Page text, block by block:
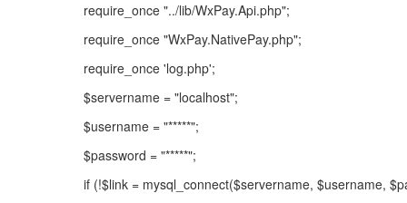
require_once "../lib/WxPay.Api.php";
require_once "WxPay.NativePay.php";
require_once 'log.php';
$servername = "localhost";
$username = "*****";
$password = "*****";
if (!$link = mysql_connect($servername, $username,